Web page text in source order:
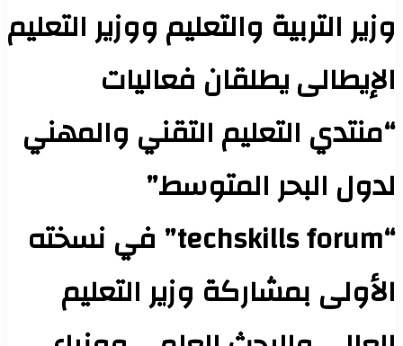
وزير التربية والتعليم ووزير التعليم
الإيطالى يطلقان فعاليات
“منتدي التعليم التقني والمهني
لدول البحر المتوسط”
“techskills forum” في نسخته
الأولى بمشاركة وزير التعليم